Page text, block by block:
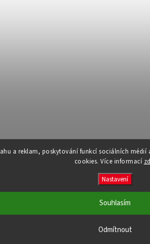
a reklam, poskytování funkcí sociálních
cookies. Více informací
Nastavení
Odmítnout
Souhlasím